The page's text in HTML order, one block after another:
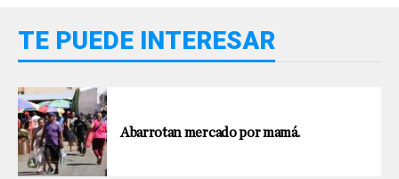
TE PUEDE INTERESAR
Abarrotan mercado por mamá.